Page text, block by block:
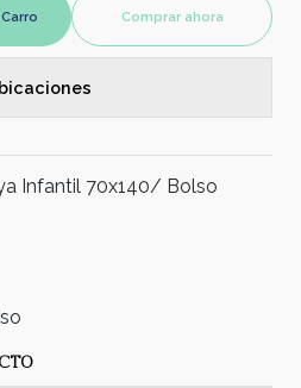
Comprar ahora
Infantil 70x140/ Bolso